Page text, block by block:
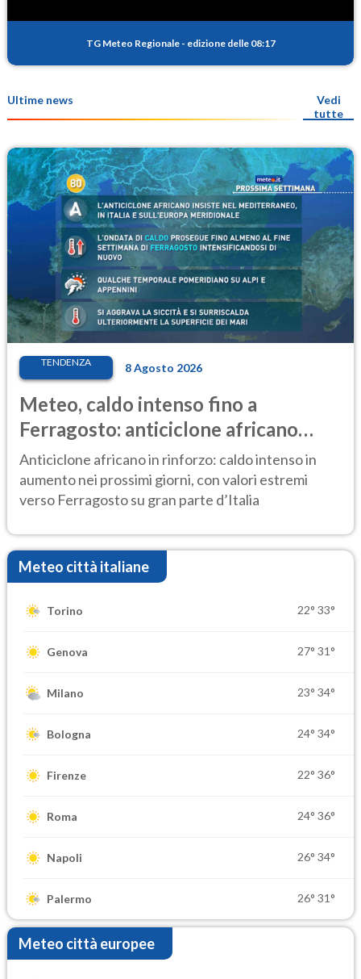
TG Meteo Regionale - edizione delle 08:17
Ultime news
Vedi
tutte
TENDENZA 8 Agosto 2026
Meteo, caldo intenso fino a
Ferragosto: anticiclone africano
ancora protagonista
Anticiclone africano in rinforzo: caldo intenso in
aumento nei prossimi giorni, con valori estremi
verso Ferragosto su gran parte d’Italia
Meteo città italiane
Torino 22° 33°
Genova 27° 31°
Milano 23° 34°
Bologna 24° 34°
Firenze 22° 36°
Roma 24° 36°
Napoli 26° 34°
Palermo 26° 31°
Meteo città europee